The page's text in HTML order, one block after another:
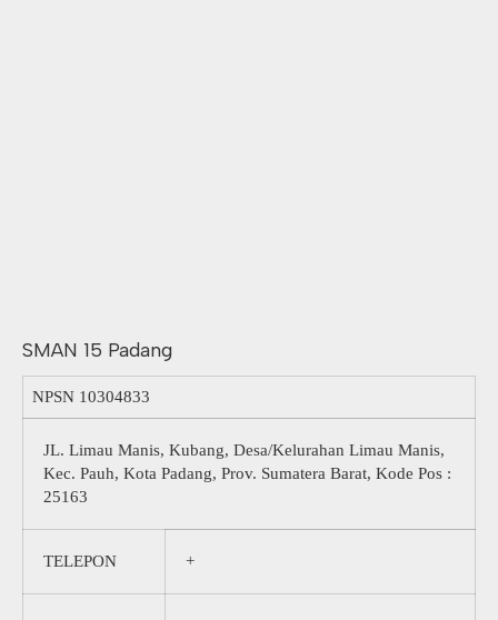
SMAN 15 Padang
NPSN 10304833
JL. Limau Manis, Kubang, Desa/Kelurahan Limau Manis,
Kec. Pauh, Kota Padang, Prov. Sumatera Barat, Kode Pos :
25163
TELEPON +